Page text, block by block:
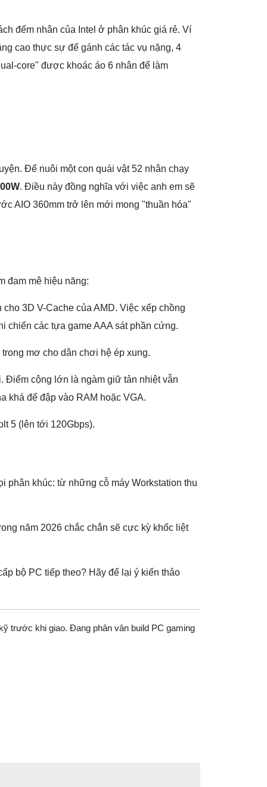
đếm nhân của Intel ở phân khúc giá rẻ. Ví
cao thực sự để gánh các tác vụ nặng, 4
core" được khoác áo 6 nhân để làm
Để nuôi một con quái vật 52 nhân chạy
. Điều này đồng nghĩa với việc anh em sẽ
AIO 360mm trở lên mới mong "thuần hóa"
đam mê hiệu năng:
3D V-Cache của AMD. Việc xếp chồng
chiến các tựa game AAA sát phần cứng.
trong mơ cho dân chơi hệ ép xung.
Điểm cộng lớn là ngàm giữ tản nhiệt vẫn
khá để đập vào RAM hoặc VGA.
5 (lên tới 120Gbps).
phân khúc: từ những cỗ máy Workstation thu
năm 2026 chắc chắn sẽ cực kỳ khốc liệt
bộ PC tiếp theo? Hãy để lại ý kiến thảo
trước khi giao. Đang phân vân build PC gaming